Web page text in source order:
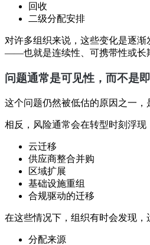
回收
二级分配安排
对许多组织来说，这些变化是逐
——也就是连续性、可携带性或长
问题通常是可见性，而不是
这个问题仍然被低估的原因之一
相反，风险通常会在转型时刻浮现
云迁移
供应商整合并购
区域扩展
基础设施重组
合规驱动的迁移
在这些情况下，组织有时会发现
分配来源